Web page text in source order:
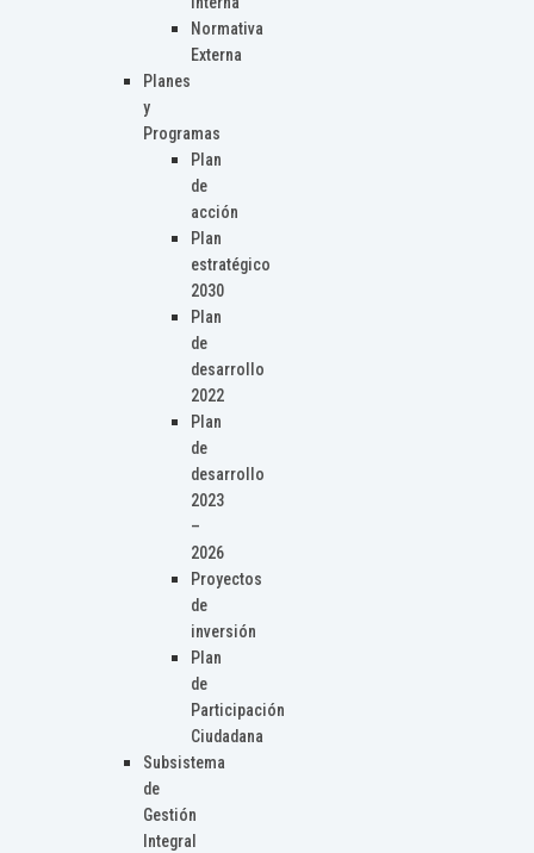
Normativa
Externa
Planes
y
Programas
Plan
de
acción
Plan
estratégico
2030
Plan
de
desarrollo
2022
Plan
de
desarrollo
2023
–
2026
Proyectos
de
inversión
Plan
de
Participación
Ciudadana
Subsistema
de
Gestión
Integral